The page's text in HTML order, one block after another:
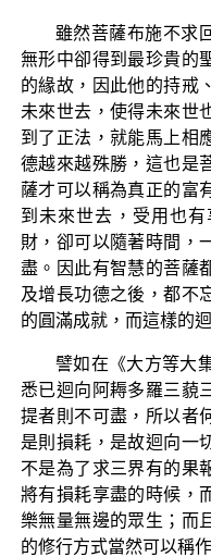
雖然菩薩布施不求
無形中卻得到最珍貴的
的緣故，因此他的持戒
未來世去，使得未來世
到了正法，就能馬上相
德越來越殊勝，這也是
薩才可以稱為真正的富
到未來世去，受用也
財，卻可以隨著時間，
盡。因此有智慧的菩薩
及增長功德之後，都不
的圓滿成就，而這樣的
譬如在《大方等大
悉已迴向阿耨多羅三藐
提者則不可盡，所以者
是則損耗，是故迴向一
不是為了求三界有的果
將有損耗享盡的時候，
樂無量無邊的眾生；而
的修行方式當然可以稱